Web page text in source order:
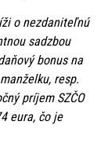
o nezdaniteľnú
sadzbou
bonus na
resp.
príjem SZČO
eura, čo je